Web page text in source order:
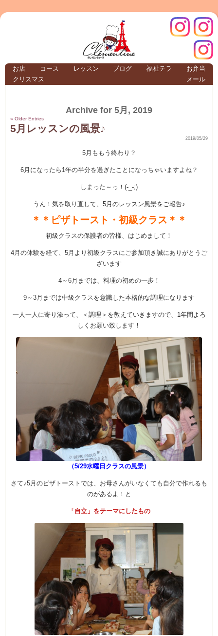
クレモンティーヌ –
新百合ヶ丘の料理教
室・テイクアウト
お店 コース レッスン ブログ 福祉テラ
お弁当
クリスマス
メール
インス
クレモ
タグラ
Archive for 5月, 2019
« Older Entries
5月レッスンの風景♪
2019/05/29
5月ももう終わり？
6月になったら1年の半分を過ぎたことになっちゃいますよね？
しまった～っ！(-_-;)
うん！気を取り直して、5月のレッスン風景をご報告♪
＊＊ピザトースト・初級クラス＊＊
初級クラスの保護者の皆様、はじめまして！
4月の体験を経て、5月より初級クラスにご参加頂き誠にありがとうご
ざいます
4～6月までは、料理の初めの一歩！
9～3月までは中級クラスを意識した本格的な調理になります
一人一人に寄り添って、＜調理＞を教えていきますので、1年間よろ
しくお願い致します！
（5/29水曜日クラスの風景）
さて♪5月のピザトーストでは、お母さんがいなくても自分で作れるも
のがあるよ！と
「自立」をテーマにしたもの